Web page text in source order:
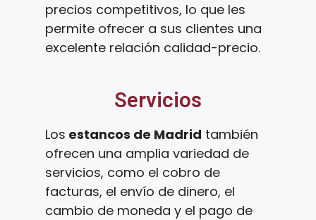
precios competitivos, lo que les
permite ofrecer a sus clientes una
excelente relación calidad-precio.
Servicios
Los estancos de Madrid también
ofrecen una amplia variedad de
servicios, como el cobro de
facturas, el envío de dinero, el
cambio de moneda y el pago de